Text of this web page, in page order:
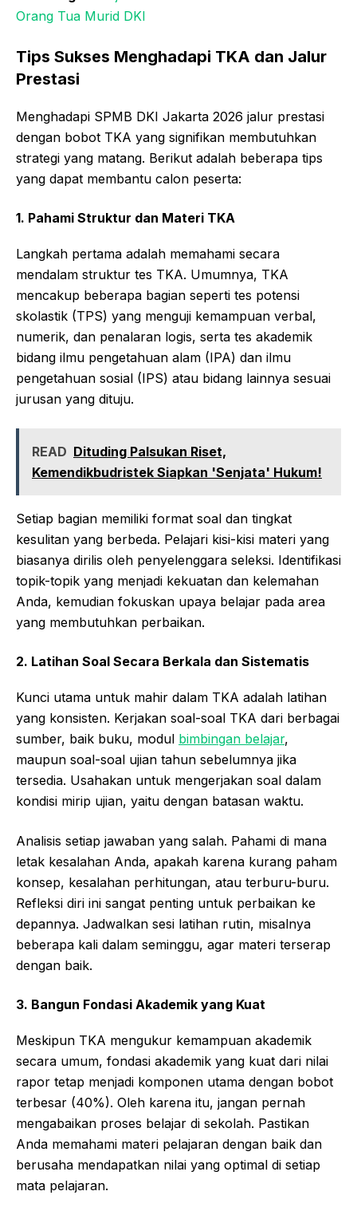
Orang Tua Murid DKI
Tips Sukses Menghadapi TKA dan Jalur
Prestasi
Menghadapi SPMB DKI Jakarta 2026 jalur prestasi
dengan bobot TKA yang signifikan membutuhkan
strategi yang matang. Berikut adalah beberapa tips
yang dapat membantu calon peserta:
1. Pahami Struktur dan Materi TKA
Langkah pertama adalah memahami secara
mendalam struktur tes TKA. Umumnya, TKA
mencakup beberapa bagian seperti tes potensi
skolastik (TPS) yang menguji kemampuan verbal,
numerik, dan penalaran logis, serta tes akademik
bidang ilmu pengetahuan alam (IPA) dan ilmu
pengetahuan sosial (IPS) atau bidang lainnya sesuai
jurusan yang dituju.
READ Dituding Palsukan Riset,
Kemendikbudristek Siapkan 'Senjata' Hukum!
Setiap bagian memiliki format soal dan tingkat
kesulitan yang berbeda. Pelajari kisi-kisi materi yang
biasanya dirilis oleh penyelenggara seleksi. Identifikasi
topik-topik yang menjadi kekuatan dan kelemahan
Anda, kemudian fokuskan upaya belajar pada area
yang membutuhkan perbaikan.
2. Latihan Soal Secara Berkala dan Sistematis
Kunci utama untuk mahir dalam TKA adalah latihan
yang konsisten. Kerjakan soal-soal TKA dari berbagai
sumber, baik buku, modul bimbingan belajar,
maupun soal-soal ujian tahun sebelumnya jika
tersedia. Usahakan untuk mengerjakan soal dalam
kondisi mirip ujian, yaitu dengan batasan waktu.
Analisis setiap jawaban yang salah. Pahami di mana
letak kesalahan Anda, apakah karena kurang paham
konsep, kesalahan perhitungan, atau terburu-buru.
Refleksi diri ini sangat penting untuk perbaikan ke
depannya. Jadwalkan sesi latihan rutin, misalnya
beberapa kali dalam seminggu, agar materi terserap
dengan baik.
3. Bangun Fondasi Akademik yang Kuat
Meskipun TKA mengukur kemampuan akademik
secara umum, fondasi akademik yang kuat dari nilai
rapor tetap menjadi komponen utama dengan bobot
terbesar (40%). Oleh karena itu, jangan pernah
mengabaikan proses belajar di sekolah. Pastikan
Anda memahami materi pelajaran dengan baik dan
berusaha mendapatkan nilai yang optimal di setiap
mata pelajaran.